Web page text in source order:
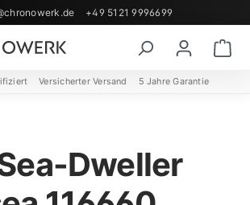
+49 5121 9996699
Versicherter Versand 5 Jahre Garantie
Dweller